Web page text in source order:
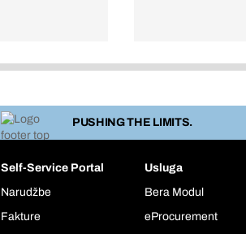
PUSHING THE LIMITS.
Self-Service Portal
Narudžbe
Fakture
Usluga
Bera Modul
eProcurement